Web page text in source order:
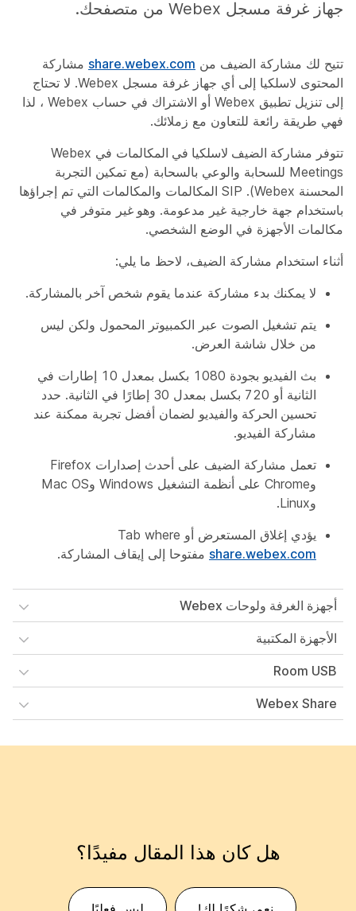
جهاز غرفة مسجل Webex من متصفحك.
تتيح لك مشاركة الضيف من share.webex.com مشاركة
المحتوى لاسلكيا إلى أي جهاز غرفة مسجل Webex. لا تحتاج
إلى تنزيل تطبيق Webex أو الاشتراك في حساب Webex ، لذا
فهي طريقة رائعة للتعاون مع زملائك.
تتوفر مشاركة الضيف لاسلكيا في المكالمات
في Webex
Meetings للسحابة والوعي بالسحابة (مع تمكين التجربة
المحسنة Webex). SIP المكالمات والمكالمات التي تم إجراؤها
باستخدام جهة خارجية غير مدعومة. وهو غير متوفر في
مكالمات الأجهزة في الوضع الشخصي.
أثناء استخدام مشاركة الضيف، لاحظ ما يلي:
لا يمكنك بدء مشاركة عندما يقوم شخص آخر بالمشاركة.
يتم تشغيل الصوت عبر الكمبيوتر المحمول ولكن ليس
من خلال شاشة العرض.
بث الفيديو بجودة 1080 بكسل بمعدل 10 إطارات في
الثانية أو 720 بكسل بمعدل 30 إطارًا في الثانية. حدد
تحسين الحركة والفيديو لضمان أفضل تجربة ممكنة عند
مشاركة الفيديو.
تعمل مشاركة الضيف على أحدث إصدارات Firefox
وChrome على أنظمة التشغيل Windows وMac OS
وLinux.
يؤدي إغلاق المستعرض أو Tab where
share.webex.com مفتوحا إلى إيقاف المشاركة.
أجهزة الغرفة ولوحات Webex
الأجهزة المكتبية
Room USB
Webex Share
هل كان هذا المقال مفيدًا؟